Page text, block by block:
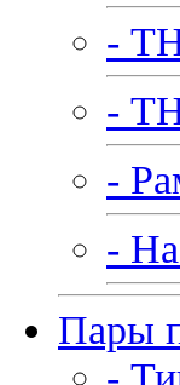
-
-
-
-
Пары